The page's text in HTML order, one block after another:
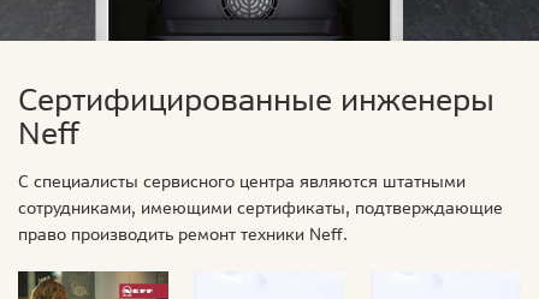
Сертифицированные инженеры
Neff
С специалисты сервисного центра являются штатными
сотрудниками, имеющими сертификаты, подтверждающие
право производить ремонт техники Neff.